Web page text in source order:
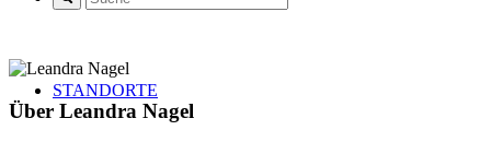
STANDORTE
Über Leandra Nagel